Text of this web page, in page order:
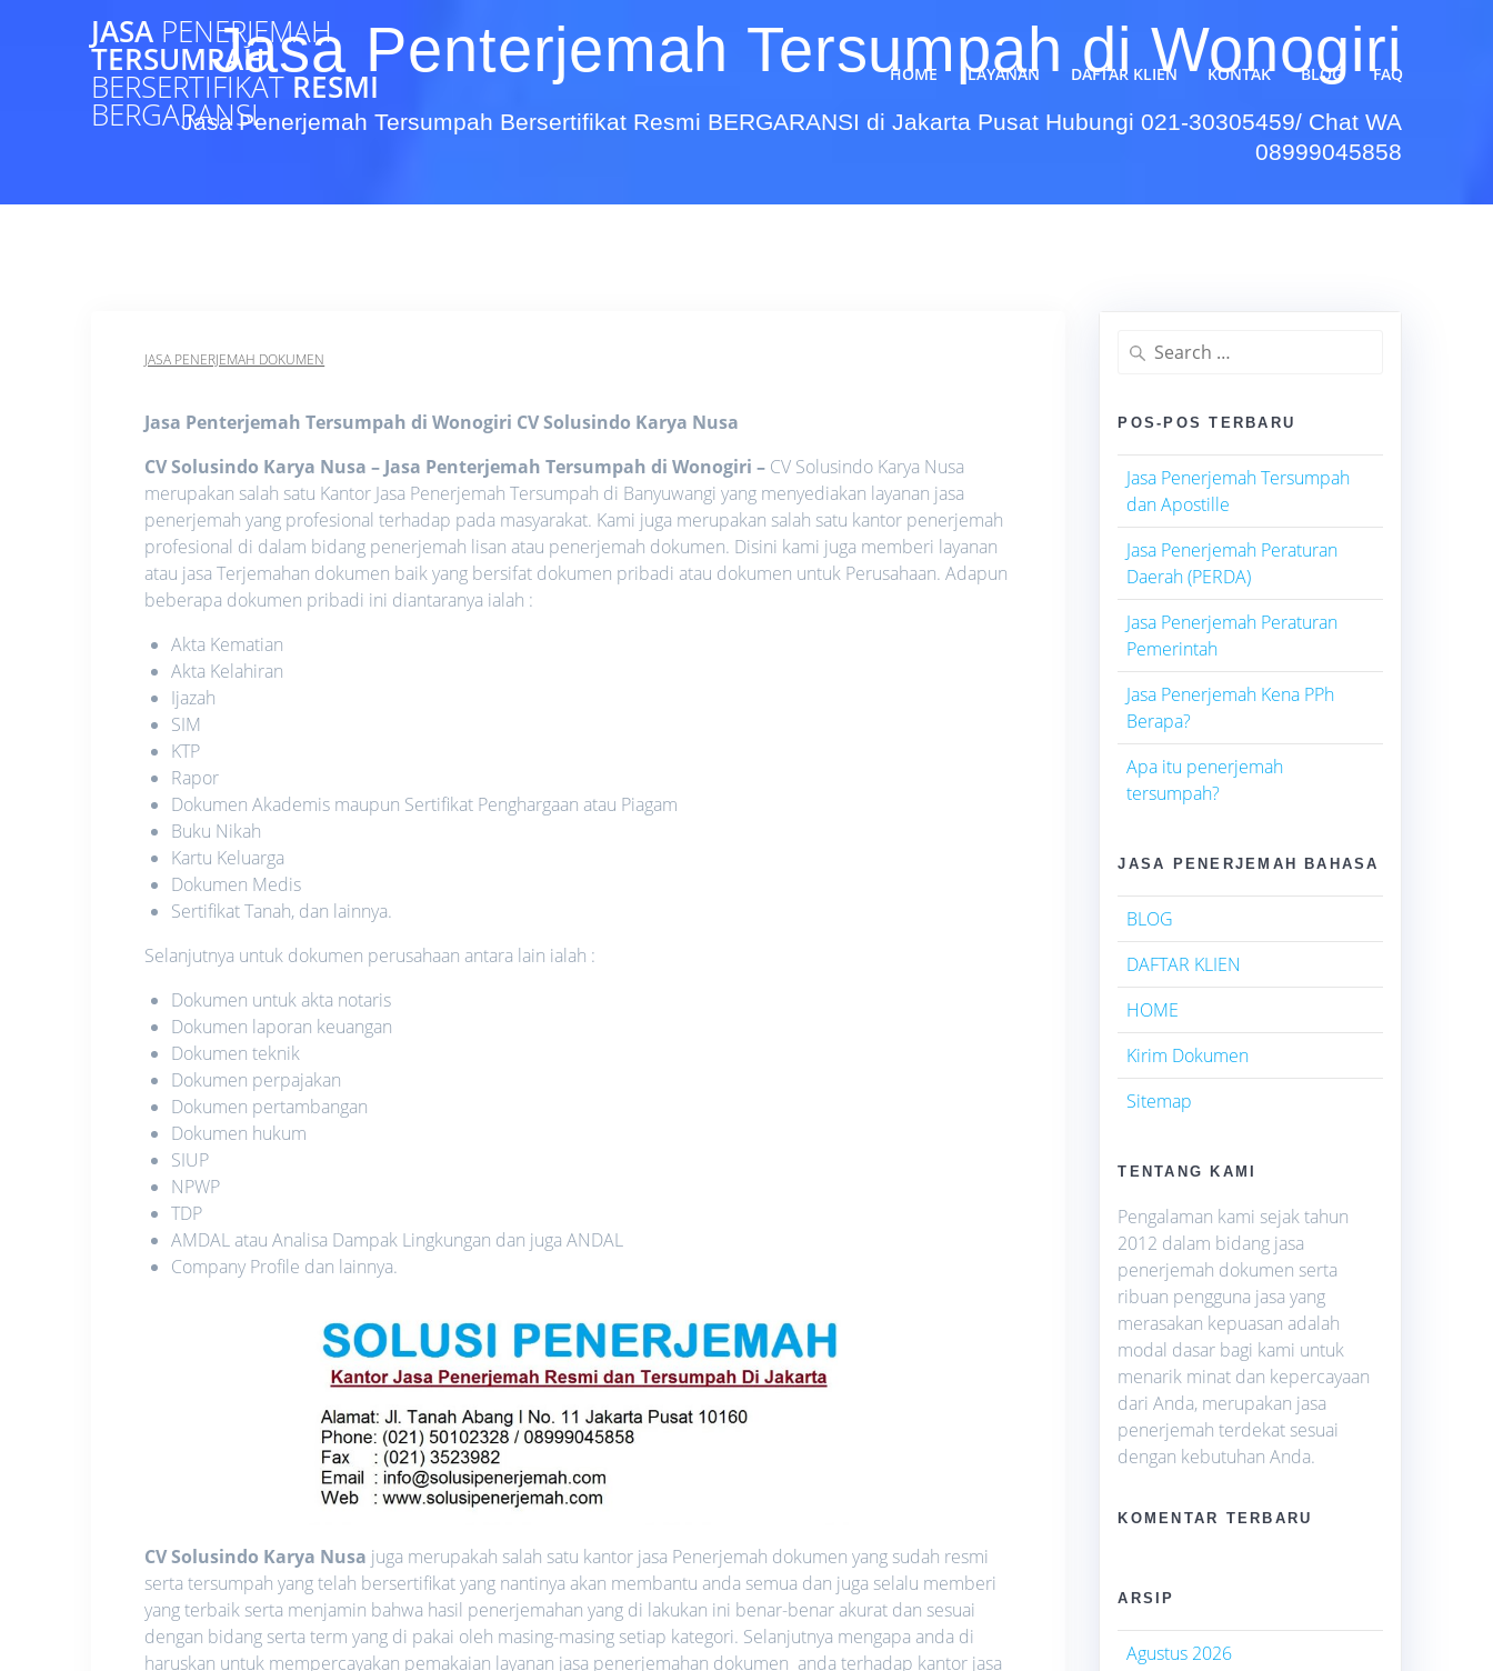
JASA PENERJEMAH
TERSUMPAH
BERSERTIFIKAT RESMI
BERGARANSI
HOME LAYANAN DAFTAR KLIEN KONTAK BLOG FAQ
Jasa Penterjemah Tersumpah di Wonogiri
Jasa Penerjemah Tersumpah Bersertifikat Resmi BERGARANSI di Jakarta Pusat Hubungi 021-30305459/ Chat WA
08999045858
JASA PENERJEMAH DOKUMEN
Jasa Penterjemah Tersumpah di Wonogiri CV Solusindo Karya Nusa
CV Solusindo Karya Nusa – Jasa Penterjemah Tersumpah di Wonogiri – CV Solusindo Karya Nusa
merupakan salah satu Kantor Jasa Penerjemah Tersumpah di Banyuwangi yang menyediakan layanan jasa
penerjemah yang profesional terhadap pada masyarakat. Kami juga merupakan salah satu kantor penerjemah
profesional di dalam bidang penerjemah lisan atau penerjemah dokumen. Disini kami juga memberi layanan
atau jasa Terjemahan dokumen baik yang bersifat dokumen pribadi atau dokumen untuk Perusahaan. Adapun
beberapa dokumen pribadi ini diantaranya ialah :
Akta Kematian
Akta Kelahiran
Ijazah
SIM
KTP
Rapor
Dokumen Akademis maupun Sertifikat Penghargaan atau Piagam
Buku Nikah
Kartu Keluarga
Dokumen Medis
Sertifikat Tanah, dan lainnya.
Selanjutnya untuk dokumen perusahaan antara lain ialah :
Dokumen untuk akta notaris
Dokumen laporan keuangan
Dokumen teknik
Dokumen perpajakan
Dokumen pertambangan
Dokumen hukum
SIUP
NPWP
TDP
AMDAL atau Analisa Dampak Lingkungan dan juga ANDAL
Company Profile dan lainnya.
CV Solusindo Karya Nusa juga merupakah salah satu kantor jasa Penerjemah dokumen yang sudah resmi
serta tersumpah yang telah bersertifikat yang nantinya akan membantu anda semua dan juga selalu memberi
yang terbaik serta menjamin bahwa hasil penerjemahan yang di lakukan ini benar-benar akurat dan sesuai
dengan bidang serta term yang di pakai oleh masing-masing setiap kategori. Selanjutnya mengapa anda di
haruskan untuk mempercayakan pemakaian layanan jasa penerjemahan dokumen anda terhadap kantor jasa
Search
for:
POS-POS TERBARU
Jasa Penerjemah Tersumpah
dan Apostille
Jasa Penerjemah Peraturan
Daerah (PERDA)
Jasa Penerjemah Peraturan
Pemerintah
Jasa Penerjemah Kena PPh
Berapa?
Apa itu penerjemah
tersumpah?
JASA PENERJEMAH BAHASA
BLOG
DAFTAR KLIEN
HOME
Kirim Dokumen
Sitemap
TENTANG KAMI
Pengalaman kami sejak tahun
2012 dalam bidang jasa
penerjemah dokumen serta
ribuan pengguna jasa yang
merasakan kepuasan adalah
modal dasar bagi kami untuk
menarik minat dan kepercayaan
dari Anda, merupakan jasa
penerjemah terdekat sesuai
dengan kebutuhan Anda.
KOMENTAR TERBARU
ARSIP
Agustus 2026